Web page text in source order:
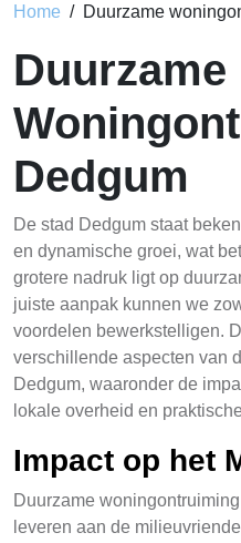
Home Duurzame
Duurzame
Dedgum
De stad Dedgum staat
en dynamische groei, wat
grotere nadruk ligt op
juiste aanpak kunnen we
voordelen bewerkstelligen.
verschillende aspecten van
Dedgum, waaronder de
lokale overheid en
Impact op het
Duurzame
leveren aan de